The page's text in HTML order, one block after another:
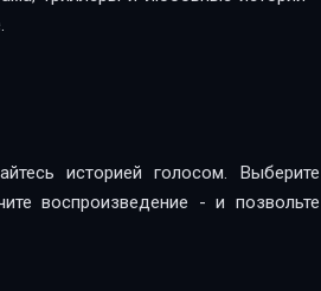
историей голосом. Выберите
воспроизведение - и позвольте